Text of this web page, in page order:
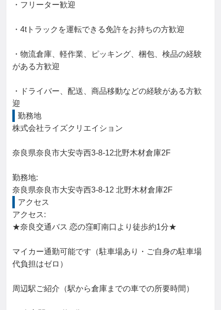
・フリーター歓迎
・4tトラックを運転できる免許をお持ちの方歓迎
・物流倉庫、軽作業、ピッキング、梱包、検品の経験
がある方歓迎
・ドライバー、配送、商品移動などの経験がある方歓
迎
勤務地
株式会社ライズクリエイション
奈良県奈良市大安寺西3-8-12北野木材倉庫2F
勤務地:
奈良県奈良市大安寺西3-8-12 北野木材倉庫2F
アクセス
アクセス:
★奈良交通バス 恋の窪町南口より徒歩約1分★
マイカー通勤可能です（駐車場あり・ご自身の駐車場
代負担はゼロ）
周辺駅ご紹介（駅から倉庫までの車での所要時間）